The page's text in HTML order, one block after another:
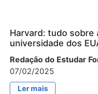
Harvard: tudo sobre
universidade dos
Redação do Estudar
07/02/2025
Ler mais